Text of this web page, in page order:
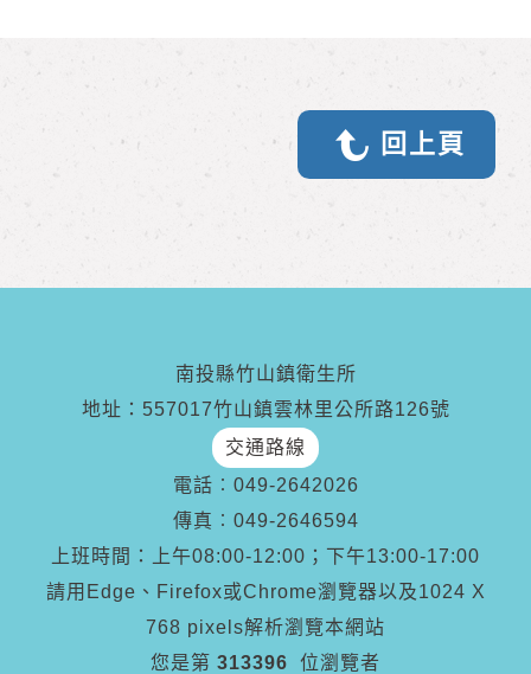
回上頁
南投縣竹山鎮衛生所
地址：557017竹山鎮雲林里公所路126號
交通路線
電話︰ 049-2642026
傳真︰ 049-2646594
上班時間：上午08:00-12:00；下午13:00-17:00
請用Edge、Firefox或Chrome瀏覽器以及1024 X
768 pixels解析瀏覽本網站
您是第 313396
位瀏覽者